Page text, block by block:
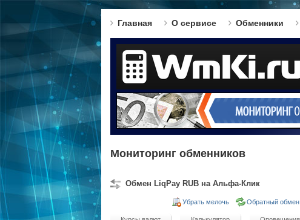
Главная О сервисе Обменники
Мониторинг обменников
Обмен LiqPay RUB на Альфа-Клик
Убрать мелочь Обратный обмен